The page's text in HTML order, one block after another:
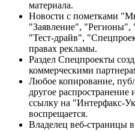
материала.
Новости с пометками
"Заявление",
"Тест-драйв",
правах рекламы.
Раздел Спецпроекты
коммерческими
Любое копирование,
другое
ссылку на "Интерфакс-
воспрещается.
Владелец веб-страницы